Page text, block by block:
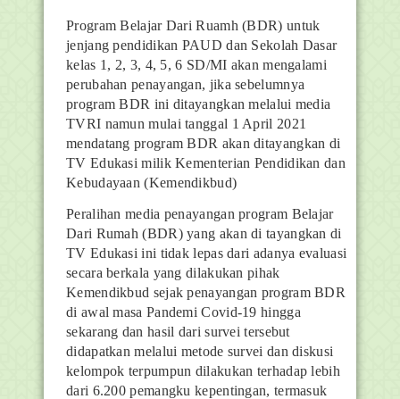
Program Belajar Dari Ruamh (BDR) untuk
jenjang pendidikan PAUD dan Sekolah Dasar
kelas 1, 2, 3, 4, 5, 6 SD/MI akan mengalami
perubahan penayangan, jika sebelumnya
program BDR ini ditayangkan melalui media
TVRI namun mulai tanggal 1 April 2021
mendatang program BDR akan ditayangkan di
TV Edukasi milik Kementerian Pendidikan dan
Kebudayaan (Kemendikbud)
Peralihan media penayangan program Belajar
Dari Rumah (BDR) yang akan di tayangkan di
TV Edukasi ini tidak lepas dari adanya evaluasi
secara berkala yang dilakukan pihak
Kemendikbud sejak penayangan program BDR
di awal masa Pandemi Covid-19 hingga
sekarang dan hasil dari survei tersebut
didapatkan melalui metode survei dan diskusi
kelompok terpumpun dilakukan terhadap lebih
dari 6.200 pemangku kepentingan, termasuk